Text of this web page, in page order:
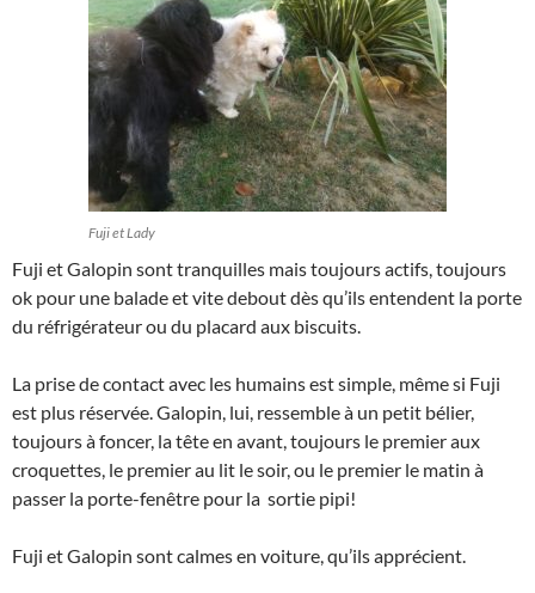
Fuji et Lady
Fuji et Galopin sont tranquilles mais toujours actifs, toujours
ok pour une balade et vite debout dès qu’ils entendent la porte
du réfrigérateur ou du placard aux biscuits.
La prise de contact avec les humains est simple, même si Fuji
est plus réservée. Galopin, lui, ressemble à un petit bélier,
toujours à foncer, la tête en avant, toujours le premier aux
croquettes, le premier au lit le soir, ou le premier le matin à
passer la porte-fenêtre pour la sortie pipi!
Fuji et Galopin sont calmes en voiture, qu’ils apprécient.